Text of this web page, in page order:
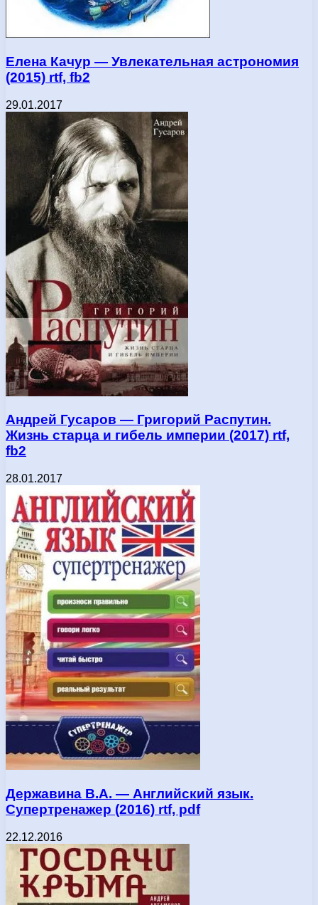
Елена Качур — Увлекательная астрономия
(2015) rtf, fb2
29.01.2017
Андрей Гусаров — Григорий Распутин.
Жизнь старца и гибель империи (2017) rtf,
fb2
28.01.2017
Державина В.А. — Английский язык.
Супертренажер (2016) rtf, pdf
22.12.2016